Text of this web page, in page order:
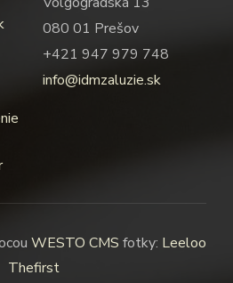
080 01 Prešov
+421 947 979 748
info@idmzaluzie.sk
WESTO CMS fotky: Leeloo
Thefirst